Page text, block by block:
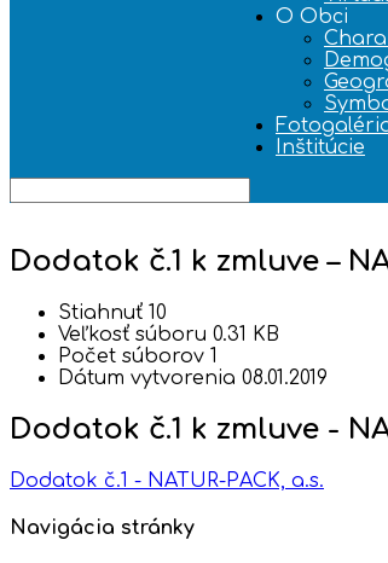
O Obci
Inštitúcie
Dodatok č.1 k zmluve –
Stiahnuť 10
Veľkosť súboru 0.31 KB
Počet súborov 1
Dátum vytvorenia 08.01.2019
Dodatok č.1 k zmluve -
Dodatok č.1 - NATUR-PACK, a.s.
Navigácia stránky